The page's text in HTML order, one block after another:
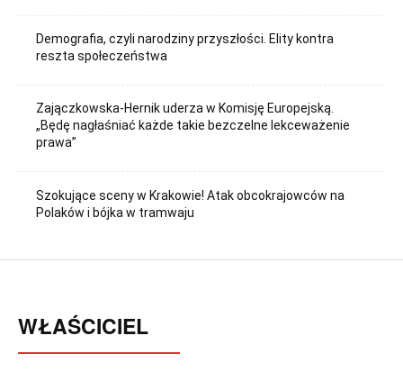
Demografia, czyli narodziny przyszłości. Elity kontra
reszta społeczeństwa
Zajączkowska-Hernik uderza w Komisję Europejską.
„Będę nagłaśniać każde takie bezczelne lekceważenie
prawa”
Szokujące sceny w Krakowie! Atak obcokrajowców na
Polaków i bójka w tramwaju
WŁAŚCICIEL